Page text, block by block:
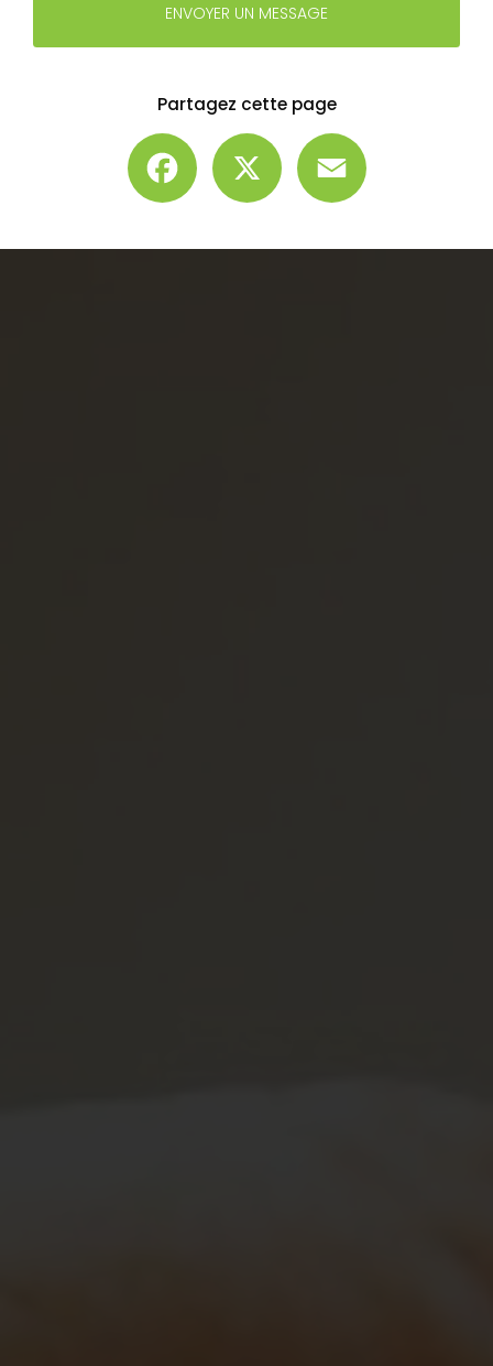
ENVOYER UN MESSAGE
Partagez cette page
Facebook